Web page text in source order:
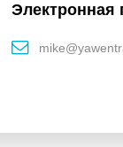
Электронная